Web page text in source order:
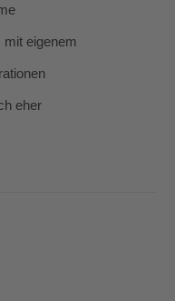
mit eigenem
eher